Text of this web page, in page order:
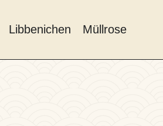
Libbenichen Müllrose